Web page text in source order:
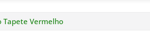
Tapete Vermelho